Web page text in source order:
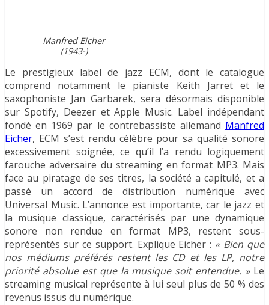
Manfred Eicher
(1943-)
Le prestigieux label de jazz ECM, dont le catalogue
comprend notamment le pianiste Keith Jarret et le
saxophoniste Jan Garbarek, sera désormais disponible
sur Spotify, Deezer et Apple Music. Label indépendant
fondé en 1969 par le contrebassiste allemand Manfred
Eicher, ECM s’est rendu célèbre pour sa qualité sonore
excessivement soignée, ce qu’il l’a rendu logiquement
farouche adversaire du streaming en format MP3. Mais
face au piratage de ses titres, la société a capitulé, et a
passé un accord de distribution numérique avec
Universal Music. L’annonce est importante, car le jazz et
la musique classique, caractérisés par une dynamique
sonore non rendue en format MP3, restent sous-
représentés sur ce support. Explique Eicher : « Bien que
nos médiums préférés restent les CD et les LP, notre
priorité absolue est que la musique soit entendue. » Le
streaming musical représente à lui seul plus de 50 % des
revenus issus du numérique.